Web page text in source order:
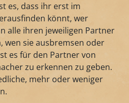
es, dass ihr erst im
könnt, wer
alle ihren jeweiligen Partner
wen sie ausbremsen oder
es für den Partner von
zu erkennen zu geben.
mehr oder weniger